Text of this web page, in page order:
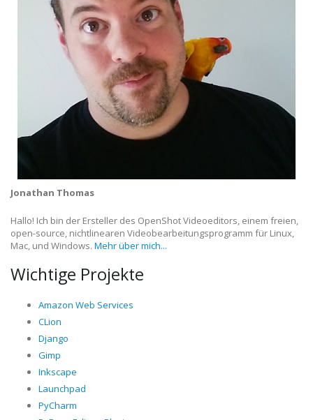
Jonathan Thomas
Hallo! Ich bin der Ersteller des OpenShot Videoeditors, einem freien,
open-source, nichtlinearen Videobearbeitungsprogramm für Linux,
Mac, und Windows. Mehr über mich...
Wichtige Projekte
Amazon Web Services
CLion
Django
Gimp
Inkscape
Launchpad
PyCharm